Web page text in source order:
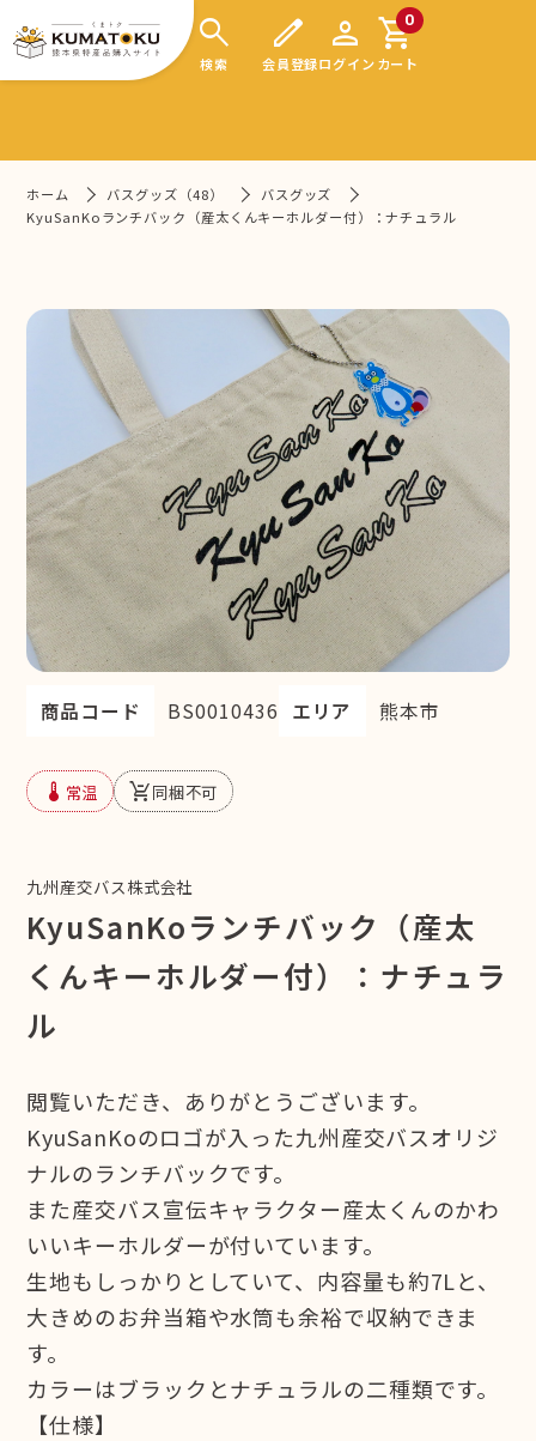
search
検索
edit
会員登録
person
ログイン
0
shopping_cart
カート
ホーム バスグッズ（48）
バスグッズ
KyuSanKoランチバック（産太くんキーホルダー付）：ナチュラル
商品コード BS0010436 エリア 熊本市
device_thermostat 常温 remove_shopping_cart同梱不可
九州産交バス株式会社
KyuSanKoランチバック（産太
くんキーホルダー付）：ナチュラ
ル
閲覧いただき、ありがとうございます。
KyuSanKoのロゴが入った九州産交バスオリジ
ナルのランチバックです。
また産交バス宣伝キャラクター産太くんのかわ
いいキーホルダーが付いています。
生地もしっかりとしていて、内容量も約7Lと、
大きめのお弁当箱や水筒も余裕で収納できま
す。
カラーはブラックとナチュラルの二種類です。
【仕様】